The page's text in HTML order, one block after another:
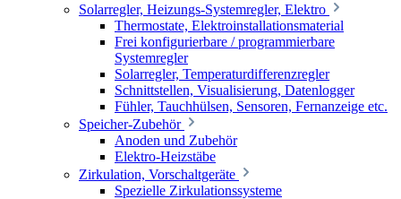
Solarregler, Heizungs-Systemregler, Elektro
Thermostate, Elektroinstallationsmaterial
Frei konfigurierbare / programmierbare
Systemregler
Solarregler, Temperaturdifferenzregler
Schnittstellen, Visualisierung, Datenlogger
Fühler, Tauchhülsen, Sensoren, Fernanzeige etc.
Speicher-Zubehör
Anoden und Zubehör
Elektro-Heizstäbe
Zirkulation, Vorschaltgeräte
Spezielle Zirkulationssysteme